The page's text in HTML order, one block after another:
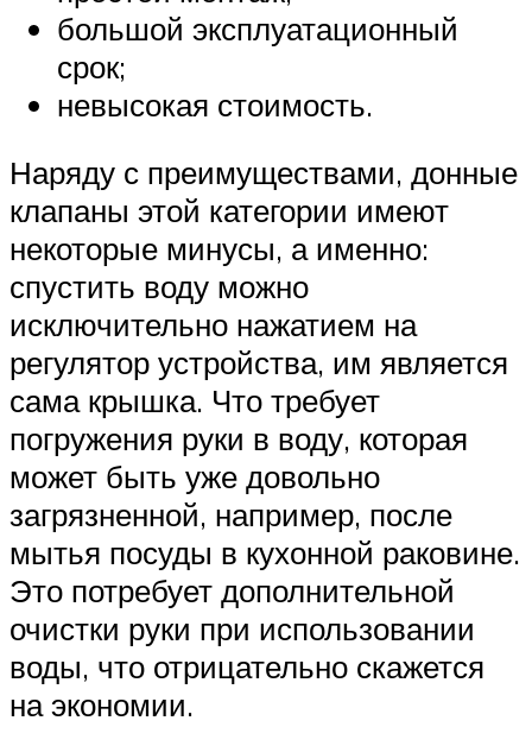
большой эксплуатационный
срок;
невысокая стоимость.
Наряду с преимуществами, донные
клапаны этой категории имеют
некоторые минусы, а именно:
спустить воду можно
исключительно нажатием на
регулятор устройства, им является
сама крышка. Что требует
погружения руки в воду, которая
может быть уже довольно
загрязненной, например, после
мытья посуды в кухонной раковине.
Это потребует дополнительной
очистки руки при использовании
воды, что отрицательно скажется
на экономии.